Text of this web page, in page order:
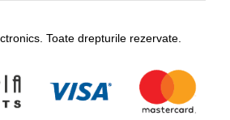
Toate drepturile rezervate.